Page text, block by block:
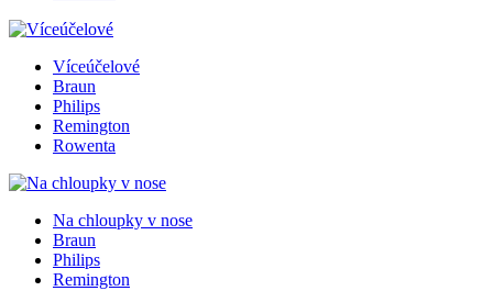
Víceúčelové
Braun
Philips
Remington
Rowenta
Na chloupky v nose
Braun
Philips
Remington